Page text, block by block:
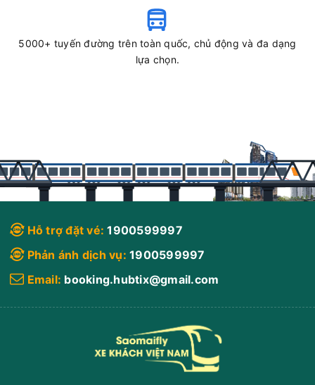
5000+ tuyến đường trên toàn quốc, chủ động và đa dạng
lựa chọn.
Hỗ trợ đặt vé: 1900599997
Phản ánh dịch vụ: 1900599997
Email: booking.hubtix@gmail.com